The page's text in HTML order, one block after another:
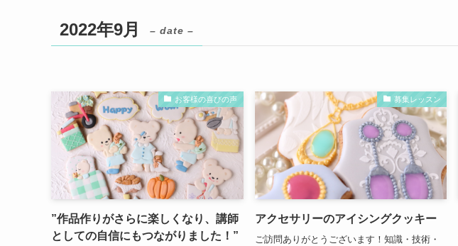
2022年9月 – date –
お客様の喜びの声
”作品作りがさらに楽しくなり、講師
としての自信にもつながりました！”
募集レッスン
アクセサリーのアイシングクッキー
ご訪問ありがとうございます！知識・技術・